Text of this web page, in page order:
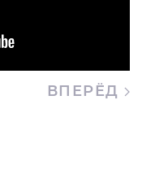
ВПЕРЁД